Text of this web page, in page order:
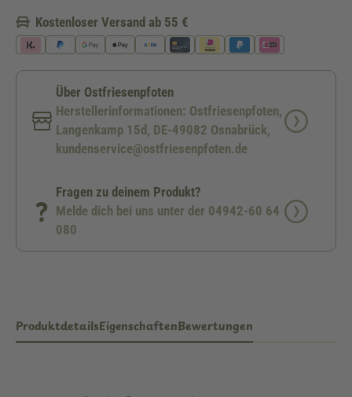
Kostenloser Versand ab 55 €
Über Ostfriesenpfoten
Herstellerinformationen: Ostfriesenpfoten,
Langenkamp 15d, DE-49082 Osnabrück,
kundenservice@ostfriesenpfoten.de
Fragen zu deinem Produkt?
Melde dich bei uns unter der 04942-60 64
080
ProduktdetailsEigenschaftenBewertungen